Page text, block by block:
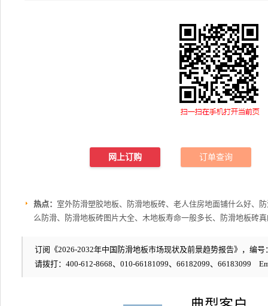
网上订购 订单查询
热点： 室外防滑塑胶地板、防滑地板砖、老人住房地面铺什么好、
么防滑、防滑地板砖图片大全、木地板寿命一般多长、防滑地板砖
订阅《2026-2032年中国防滑地板市场现状及前景趋势报告》，编号
请拨打：400-612-8668、010-66181099、66182099、66183099